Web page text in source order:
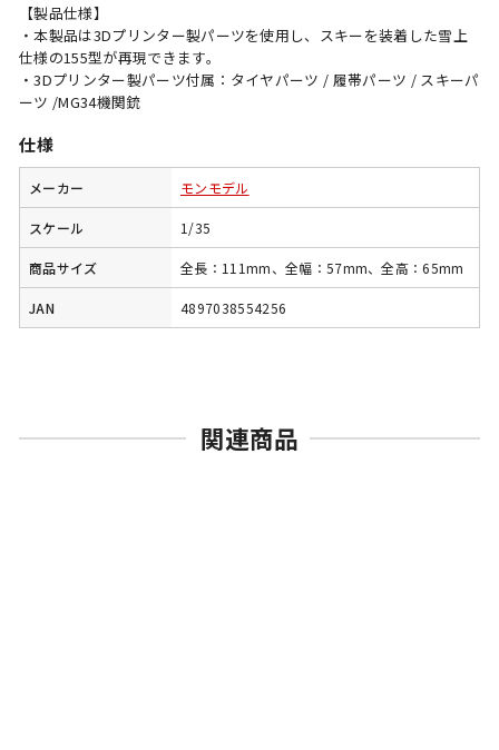
【製品仕様】
・本製品は3Dプリンター製パーツを使用し、スキーを装着した雪上
仕様の155型が再現できます。
・3Dプリンター製パーツ付属：タイヤパーツ / 履帯パーツ / スキーパ
ーツ /MG34機関銃
仕様
メーカー モンモデル
スケール 1/35
商品サイズ 全長：111mm、全幅：57mm、全高：65mm
JAN 4897038554256
関連商品